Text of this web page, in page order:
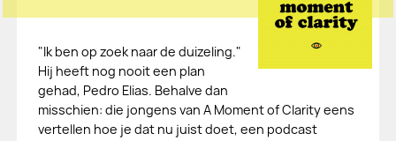
"Ik ben op zoek naar de duizeling."
Hij heeft nog nooit een plan
gehad, Pedro Elias. Behalve dan
misschien: die jongens van A Moment of Clarity eens
vertellen hoe je dat nu juist doet, een podcast